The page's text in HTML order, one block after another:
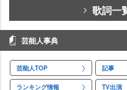
歌詞一
芸能人事典
芸能人TOP 記事
ランキング情報 TV出演